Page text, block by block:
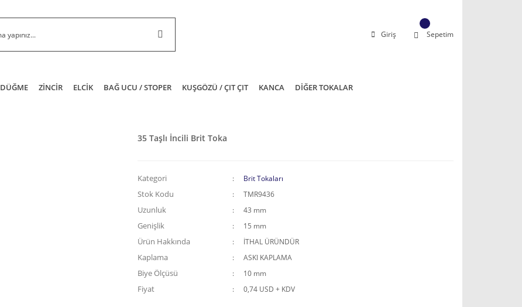
Giriş Sepetim
DÜĞME ZİNCİR ELCİK BAĞ UCU / STOPER KUŞGÖZÜ / ÇIT ÇIT KANCA DİĞER TOKALAR
35 Taşlı İncili Brit Toka
Kategori Brit Tokaları
Stok Kodu TMR9436
Uzunluk 43 mm
Genişlik 15 mm
Ürün Hakkında İTHAL ÜRÜNDÜR
Kaplama ASKI KAPLAMA
Biye Ölçüsü 10 mm
Fiyat 0,74 USD + KDV